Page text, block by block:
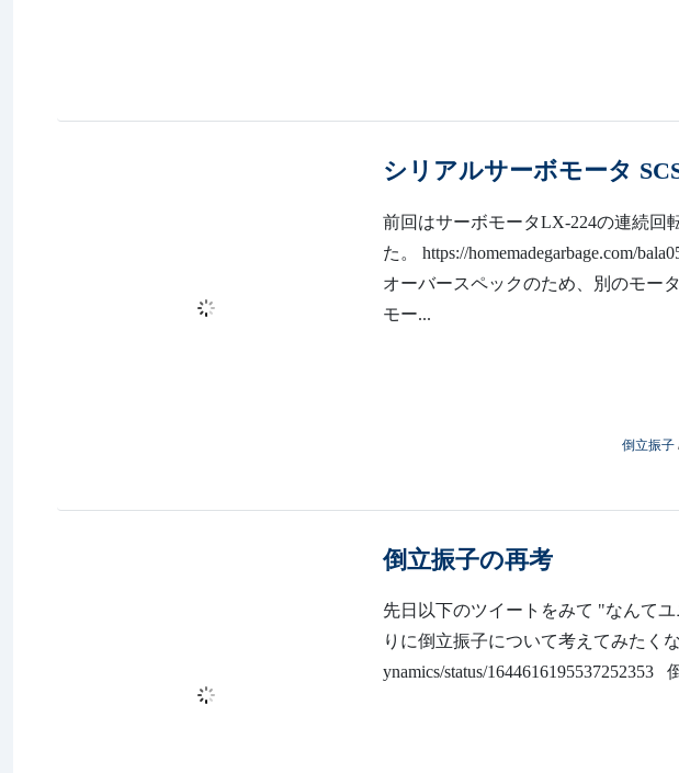
前回はサーボモータLX-224の連続
た。 https://homemadegarbage.com/
モー...
倒立振子の再考
M5StickC で倒立振子
への道 4ー
前回、実現できたM5StickCによる倒
たしました。 https://